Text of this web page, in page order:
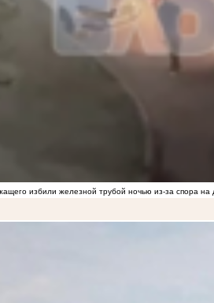
избили железной трубой ночью из-за спора на